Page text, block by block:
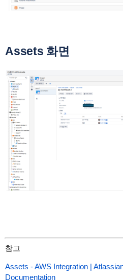
Assets 화면
참고
Assets - AWS Integration |
Documentation